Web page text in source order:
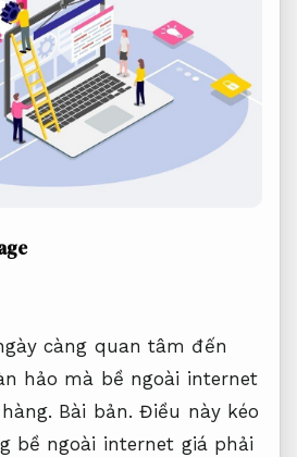
càng quan tâm đến
hảo mà bề ngoài internet
Bài bản. Điều này kéo
bề ngoài internet giá phải